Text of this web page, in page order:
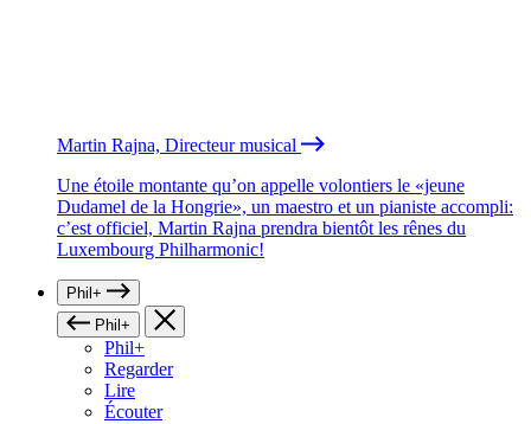
Martin Rajna, Directeur musical
Une étoile montante qu’on appelle volontiers le «jeune
Dudamel de la Hongrie», un maestro et un pianiste accompli:
c’est officiel, Martin Rajna prendra bientôt les rênes du
Luxembourg Philharmonic!
Phil+
Phil+
Phil+
Regarder
Lire
Écouter